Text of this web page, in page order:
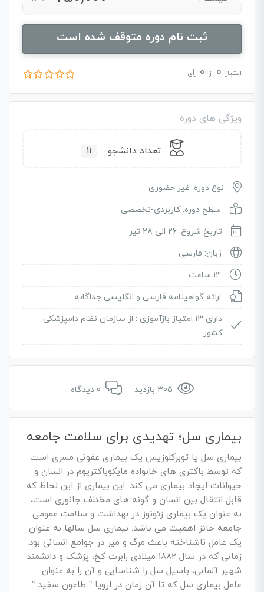
ثبت نام دوره متوقف شده است
امتیاز 0 از 0 رأی
ویژگی های دوره
تعداد دانشجو : 11
نوع دوره: غیر حضوری
سطح دوره: کاربردی-تخصصی
تاریخ شروع: 26 الی 28 تیر
زبان: فارسی
14 ساعت
ارائه گواهینامه فارسی و انگلیسی جداگانه
دارای 13 امتیاز بازآموزی :
از سازمان نظام دامپزشکی
کشور
بیماری سل؛ تهدیدی برای سلامت جامعه
بیماری سل یا توبرکلوزیس یک بیماری عفونی مسری است
که توسط باکتری های خانواده مایکوباکتریوم در انسان و
حیوانات ایجاد بیماری می کند. این بیماری از این لحاظ که
قابل انتقال بین انسان و گونه های مختلف جانوری است،
به عنوان یک بیماری زئونوز در بهداشت و سلامت عمومی
جامعه حائز اهمیت می باشد. بیماری سل سالها به عنوان
یک عامل ناشناخته باعث مرگ و میر در جوامع انسانی بود.
زمانی که در سال 1882 میلادی رابرت کخ، پزشک و دانشمند
شهیر آلمانی، باسیل سل را شناسایی و آن را به عنوان
عامل بیماری سل که تا آن زمان در اروپا ” طاعون سفید ”